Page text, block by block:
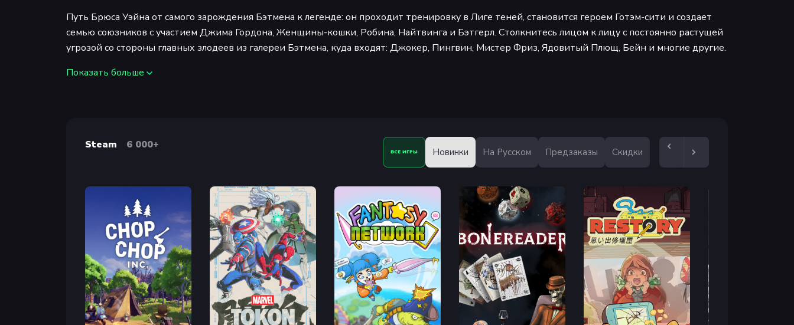
Путь Брюса Уэйна от самого зарождения Бэтмена к легенде: он проходит тренировку в Лиге теней, становится героем Готэм-сити и создает
семью союзников с участием Джима Гордона, Женщины-кошки, Робина, Найтвинга и Бэтгерл. Столкнитесь лицом к лицу с постоянно растущей
угрозой со стороны главных злодеев из галереи Бэтмена, куда входят: Джокер, Пингвин, Мистер Фриз, Ядовитый Плющ, Бейн и многие другие.
7 игровых персонажей
персонажа.
Более 20 транспортных средств
Целый ряд Бэтмобилей и Бэтциклов для стильной езды по открытому миру Готэм-сити. Включая культовые тачки, такие как легендарный
Тумблер.
Более 250 единиц реквизита и трофеев для Бэтпещеры
Используйте широкий спектр предметов, чтобы украсить Бэтпещеру по своему вкусу и продемонстрировать свои достижения.
Показать больше
Steam 6 000+
ВСЕ ИГРЫ Новинки На Русском Предзаказы Скидки